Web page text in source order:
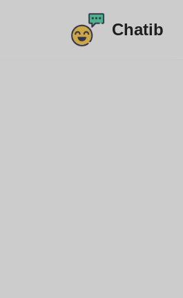
Chatib